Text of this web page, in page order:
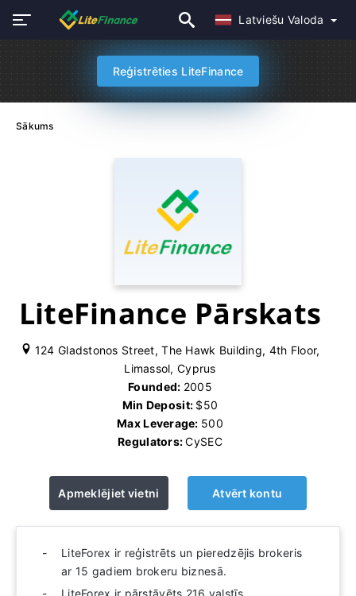
Latviešu Valoda
Reģistrēties LiteFinance
Sākums
LiteFinance Pārskats
124 Gladstonos Street, The Hawk Building, 4th Floor,
Limassol, Cyprus
Founded: 2005
Min Deposit: $50
Max Leverage: 500
Regulators:CySEC
Apmeklējiet vietni Atvērt kontu
LiteForex ir reģistrēts un pieredzējis brokeris
ar 15 gadiem brokeru biznesā.